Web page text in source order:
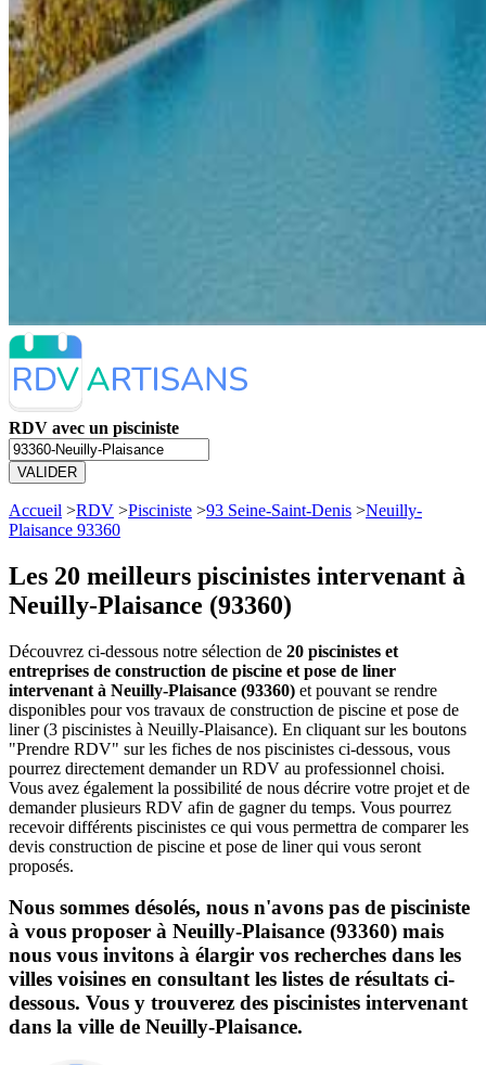
RDV avec un pisciniste
VALIDER
Accueil >RDV >Pisciniste >93 Seine-Saint-Denis >Neuilly-
Plaisance 93360
Les 20 meilleurs piscinistes intervenant à
Neuilly-Plaisance (93360)
Découvrez ci-dessous notre sélection de 20 piscinistes et
entreprises de construction de piscine et pose de liner
intervenant à Neuilly-Plaisance (93360) et pouvant se rendre
disponibles pour vos travaux de construction de piscine et pose de
liner (3 piscinistes à Neuilly-Plaisance). En cliquant sur les boutons
"Prendre RDV" sur les fiches de nos piscinistes ci-dessous, vous
pourrez directement demander un RDV au professionnel choisi.
Vous avez également la possibilité de nous décrire votre projet et de
demander plusieurs RDV afin de gagner du temps. Vous pourrez
recevoir différents piscinistes ce qui vous permettra de comparer les
devis construction de piscine et pose de liner qui vous seront
proposés.
Nous sommes désolés, nous n'avons pas de pisciniste
à vous proposer à Neuilly-Plaisance (93360) mais
nous vous invitons à élargir vos recherches dans les
villes voisines en consultant les listes de résultats ci-
dessous. Vous y trouverez des piscinistes intervenant
dans la ville de Neuilly-Plaisance.